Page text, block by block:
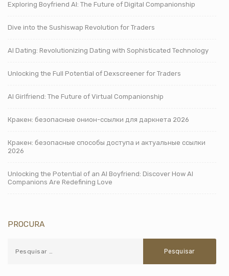
Exploring Boyfriend AI: The Future of Digital Companionship
Dive into the Sushiswap Revolution for Traders
AI Dating: Revolutionizing Dating with Sophisticated Technology
Unlocking the Full Potential of Dexscreener for Traders
AI Girlfriend: The Future of Virtual Companionship
Кракен: безопасные онион-ссылки для даркнета 2026
Кракен: безопасные способы доступа и актуальные ссылки
2026
Unlocking the Potential of an AI Boyfriend: Discover How AI
Companions Are Redefining Love
PROCURA